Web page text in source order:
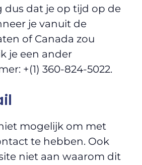
dus dat je op tijd op de
je vanuit de
of Canada zou
je een ander
+(1) 360-824-5022.
mogelijk om met
te hebben. Ook
niet aan waarom dit